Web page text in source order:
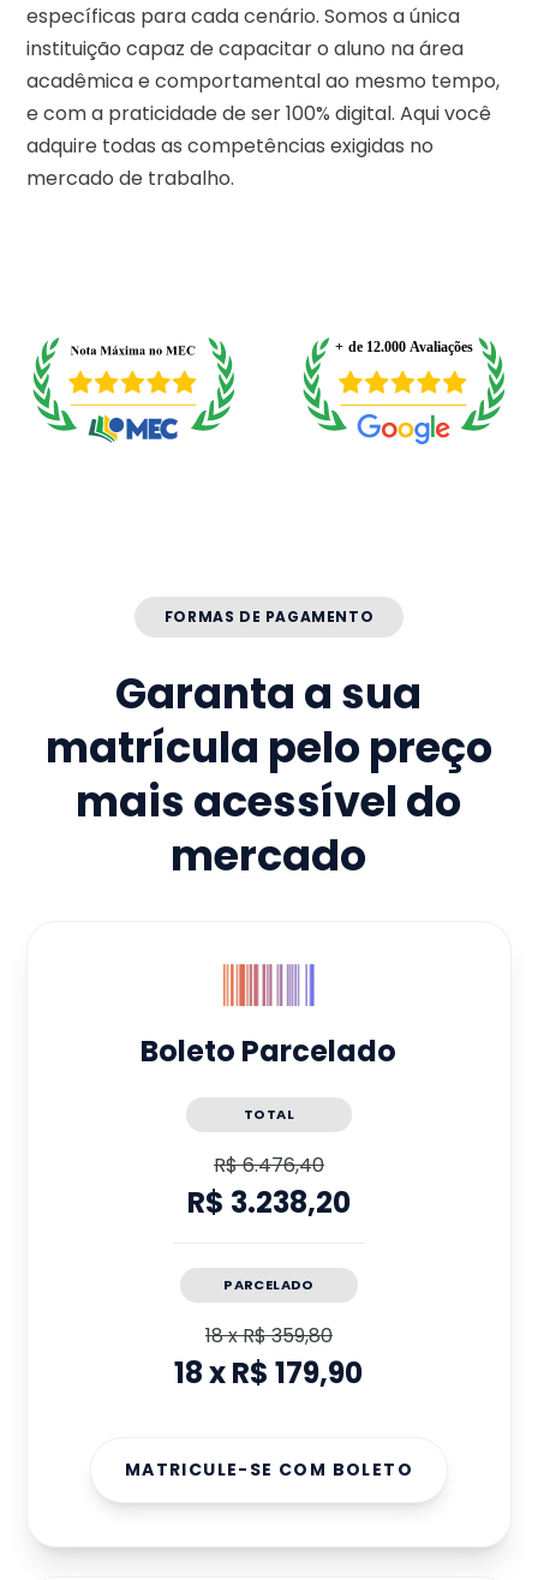
específicas para cada cenário. Somos a única
instituição capaz de capacitar o aluno na área
acadêmica e comportamental ao mesmo tempo,
e com a praticidade de ser 100% digital. Aqui você
adquire todas as competências exigidas no
mercado de trabalho.
FORMAS DE PAGAMENTO
Garanta a sua
matrícula pelo preço
mais acessível do
mercado
Boleto Parcelado
TOTAL
R$ 6.476,40
R$ 3.238,20
PARCELADO
18xR$ 359,80
18xR$ 179,90
MATRICULE-SE COM BOLETO